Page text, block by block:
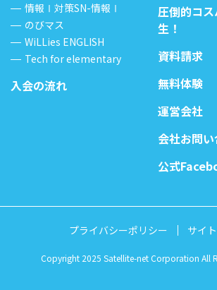
情報Ⅰ対策SN-情報Ⅰ
のびマス
WiLLies ENGLISH
Tech for elementary
入会の流れ
圧倒的コ
生！
資料請求
無料体験
運営会社
会社お問
公式
プライバシーポリシー サイ
Copyright 2025 Satellite-net Corporation All